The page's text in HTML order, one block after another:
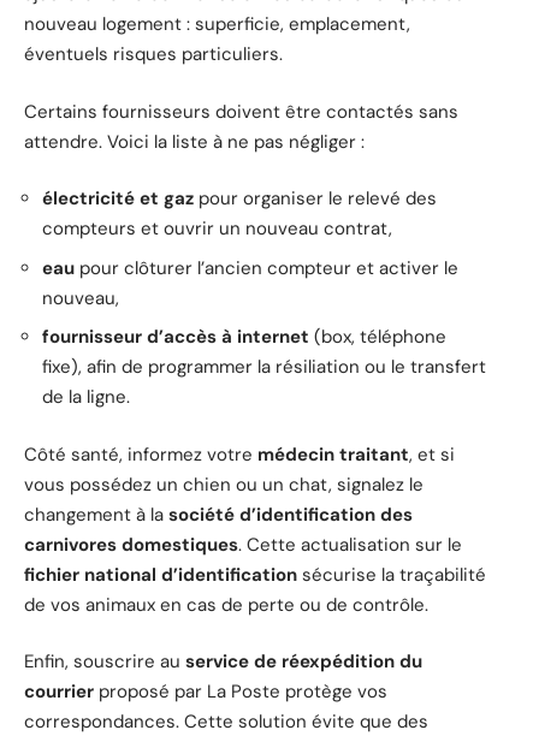
nouveau logement : superficie, emplacement,
éventuels risques particuliers.
Certains fournisseurs doivent être contactés sans
attendre. Voici la liste à ne pas négliger :
électricité et gaz pour organiser le relevé des
compteurs et ouvrir un nouveau contrat,
eau pour clôturer l’ancien compteur et activer le
nouveau,
fournisseur d’accès à internet (box, téléphone
fixe), afin de programmer la résiliation ou le transfert
de la ligne.
Côté santé, informez votre médecin traitant, et si
vous possédez un chien ou un chat, signalez le
changement à la société d’identification des
carnivores domestiques. Cette actualisation sur le
fichier national d’identification sécurise la traçabilité
de vos animaux en cas de perte ou de contrôle.
Enfin, souscrire au service de réexpédition du
courrier proposé par La Poste protège vos
correspondances. Cette solution évite que des